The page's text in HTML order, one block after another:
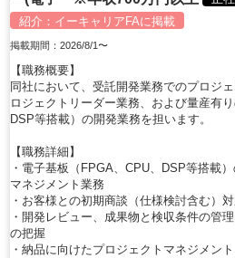
紹介： イーキャリアFAに掲載
掲載期間：2026/8/1〜
【職務概要】
同社において、受託開発業務でのプロジ
ロジェクトリーダー業務、および量産有
DSP等搭載）の開発業務を担います。
【職務詳細】
・電子基板（FPGA、CPU、DSP等搭載
マネジメント業務
・お客様との初期商談（仕様検討含む）
・開発レビュー、成果物と検収条件の管
の把握
・納品に向けたプロジェクトマネジメン